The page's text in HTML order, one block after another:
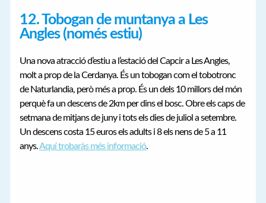
12. Tobogan de muntanya a Les
Angles (només estiu)
Una nova atracció d’estiu a l’estació del Capcir a Les Angles,
molt a prop de la Cerdanya. És un tobogan com el tobotronc
de Naturlandia, però més a prop. És un dels 10 millors del món
perquè fa un descens de 2km per dins el bosc. Obre els caps de
setmana de mitjans de juny i tots els dies de juliol a setembre.
Un descens costa 15 euros els adults i 8 els nens de 5 a 11
anys.Aquí trobaràs més informació.